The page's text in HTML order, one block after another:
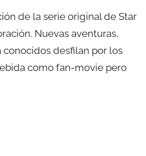
de la serie original de Star
Nuevas aventuras,
conocidos desfilan por los
como fan-movie pero